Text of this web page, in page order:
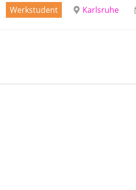
Werkstudent Karlsruhe